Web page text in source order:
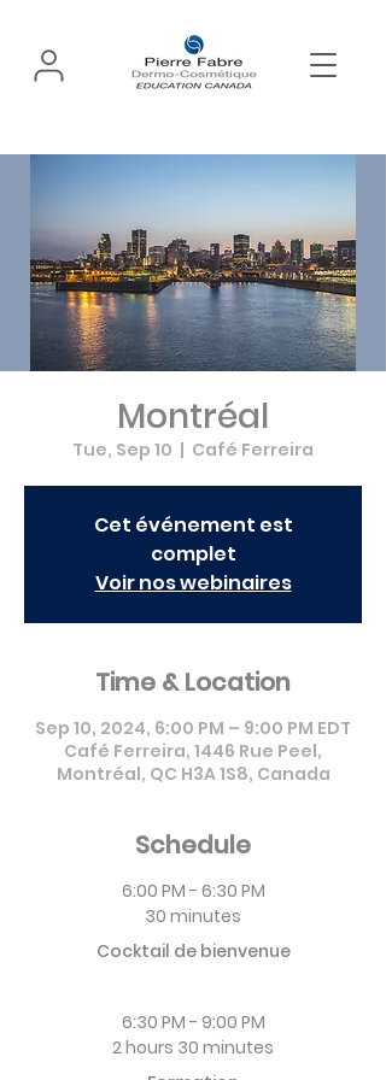
Montréal
Tue, Sep 10
  |
Café Ferreira
Cet événement est
complet
Voir nos webinaires
Time & Location
Sep 10, 2024, 6:00 PM – 9:00 PM EDT
Café Ferreira, 1446 Rue Peel,
Montréal, QC H3A 1S8, Canada
Schedule
6:00 PM - 6:30 PM
30 minutes
Cocktail de bienvenue
6:30 PM - 9:00 PM
2 hours 30 minutes